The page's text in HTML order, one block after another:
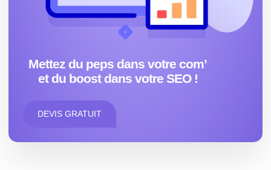
Mettez du peps dans votre com’
et du boost dans votre SEO !
DEVIS GRATUIT